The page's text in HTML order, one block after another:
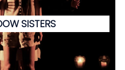
SISTERS